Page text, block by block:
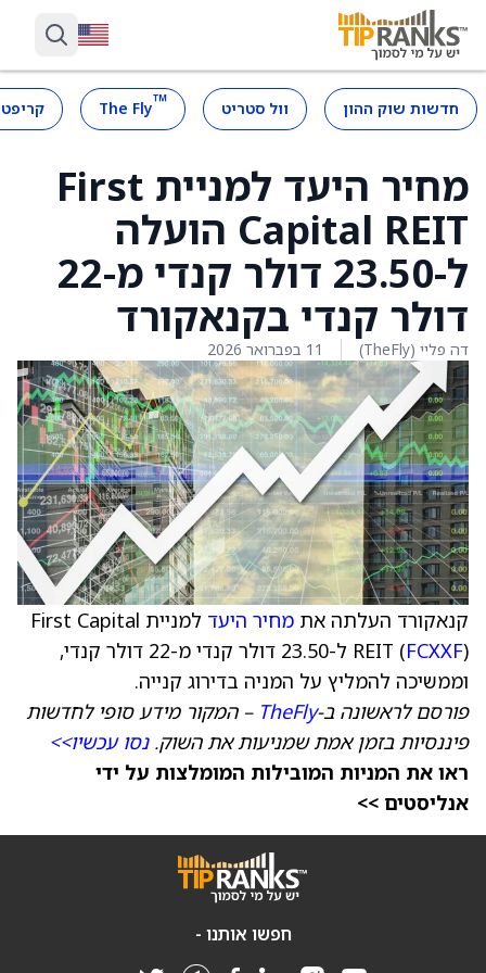
חדשות שוק ההון וול סטריט ™
The Fly
מחיר היעד למניית First
Capital REIT הועלה
ל-23.50 דולר קנדי מ-22
דולר קנדי בקנאקורד
דה פליי (TheFly) 11 בפברואר 2026
קנאקורד העלתה את מחיר היעד
למניית First Capital
REIT (FCXXF
) ל-23.50 דולר קנדי מ-22 דולר קנדי,
וממשיכה להמליץ על המניה בדירוג קנייה.
פורסם לראשונה ב-TheFly – המקור מידע סופי לחדשות
פיננסיות בזמן אמת שמניעות את השוק.נסו עכשיו>>
ראו את המניות המובילות המומלצות על ידי
אנליסטים >>
חפשו אותנו -